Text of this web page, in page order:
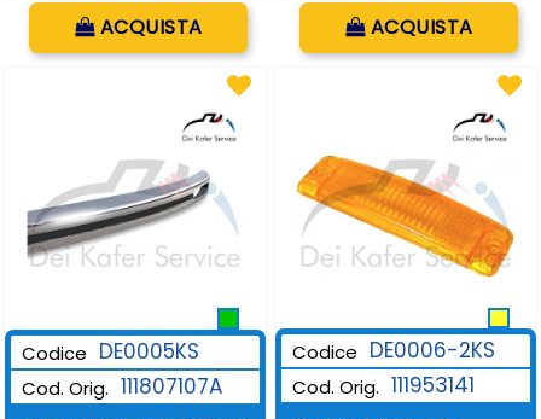
Quantità
ACQUISTA Quantità
ACQUISTA
Codice DE0005KS
Cod. Orig. 111807107A
Codice DE0006-2KS
Cod. Orig. 111953141